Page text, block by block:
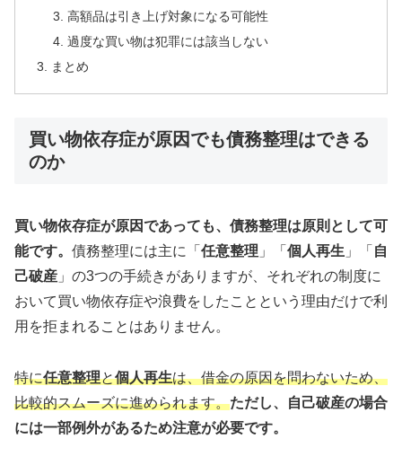
高額品は引き上げ対象になる可能性
過度な買い物は犯罪には該当しない
まとめ
買い物依存症が原因でも債務整理はできる
のか
買い物依存症が原因であっても、債務整理は原則として可
能です。 債務整理には主に「 任意整理 」「 個人再生 」「 自
己破産 」の3つの手続きがありますが、それぞれの制度に
おいて買い物依存症や浪費をしたことという理由だけで利
用を拒まれることはありません。
特に任意整理と個人再生は、借金の原因を問わないため、
比較的スムーズに進められます。ただし、自己破産の場合
には一部例外があるため注意が必要です。